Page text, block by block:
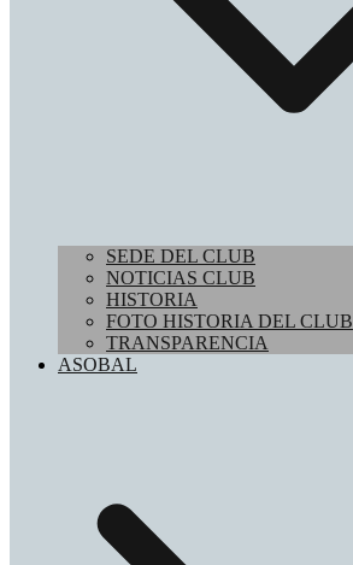
SEDE DEL CLUB
NOTICIAS CLUB
HISTORIA
FOTO HISTORIA DEL CLUB
TRANSPARENCIA
ASOBAL